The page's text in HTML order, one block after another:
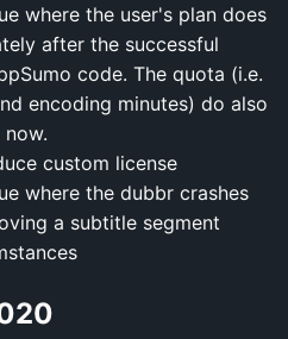
where the user's plan does
after the successful
code. The quota (i.e.
encoding minutes) do also
custom license
where the dubbr crashes
a subtitle segment